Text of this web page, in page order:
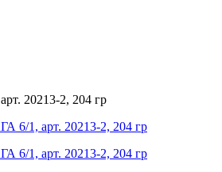
20213-2, 204 гр